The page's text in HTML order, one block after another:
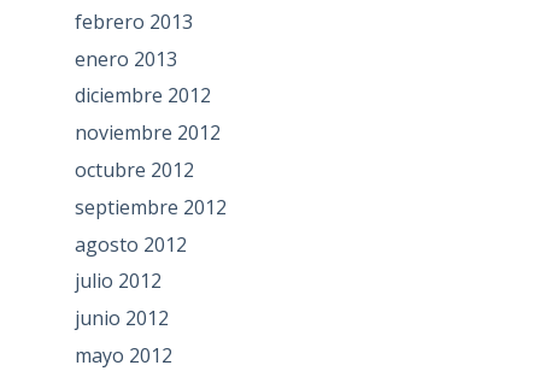
febrero 2013
enero 2013
diciembre 2012
noviembre 2012
octubre 2012
septiembre 2012
agosto 2012
julio 2012
junio 2012
mayo 2012